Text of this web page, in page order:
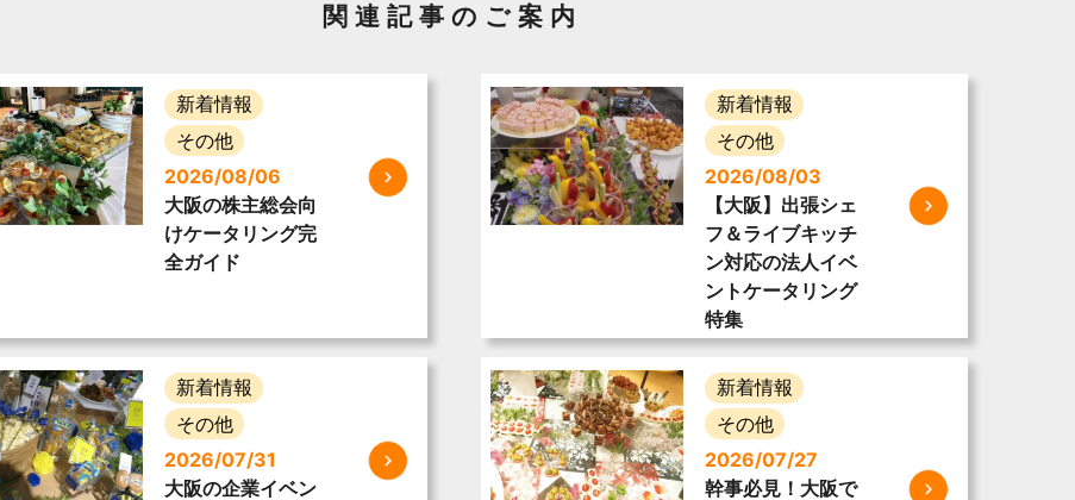
関連記事のご案内
新着情報
その他
2026/08/06
大阪の株主総会向
けケータリング完
全ガイド
新着情報
その他
2026/08/03
【大阪】出張シェ
フ＆ライブキッチ
ン対応の法人イベ
ントケータリング
特集
新着情報
その他
2026/07/31
大阪の企業イベン
新着情報
その他
2026/07/27
幹事必見！大阪で